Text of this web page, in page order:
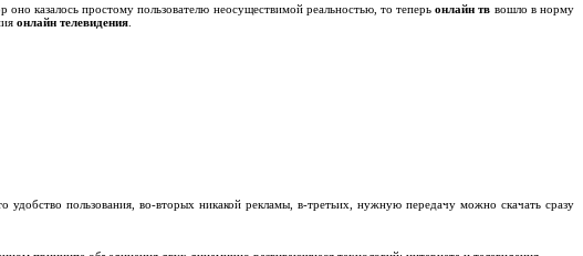
казалось простому пользователю неосуществимой реальностью, то теперьонлайн тв вошло в норму
онлайн телевидения.
удобство пользования, во-вторых никакой рекламы, в-третьих, нужную передачу можно скачать сразу